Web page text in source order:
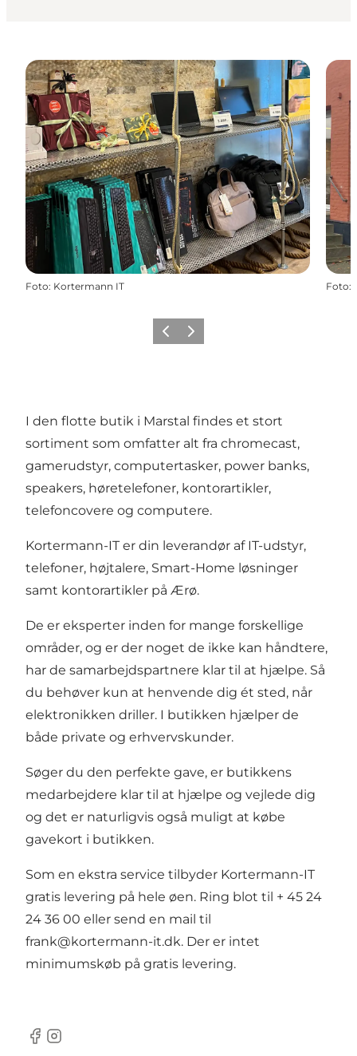
Foto: Kortermann IT Foto:
ForrigeNæste
I den flotte butik i Marstal findes et stort
sortiment som omfatter alt fra chromecast,
gamerudstyr, computertasker, power banks,
speakers, høretelefoner, kontorartikler,
telefoncovere og computere.
Kortermann-IT er din leverandør af IT-udstyr,
telefoner, højtalere, Smart-Home løsninger
samt kontorartikler på Ærø.
De er eksperter inden for mange forskellige
områder, og er der noget de ikke kan håndtere,
har de samarbejdspartnere klar til at hjælpe. Så
du behøver kun at henvende dig ét sted, når
elektronikken driller. I butikken hjælper de
både private og erhvervskunder.
Søger du den perfekte gave, er butikkens
medarbejdere klar til at hjælpe og vejlede dig
og det er naturligvis også muligt at købe
gavekort i butikken.
Som en ekstra service tilbyder Kortermann-IT
gratis levering på hele øen. Ring blot til + 45 24
24 36 00 eller send en mail til
frank@kortermann-it.dk. Der er intet
minimumskøb på gratis levering.
Facebook
Instagram